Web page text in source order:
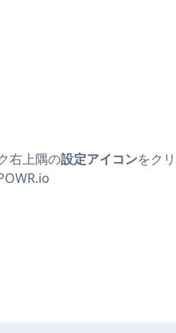
右上隅の設定アイコンをク